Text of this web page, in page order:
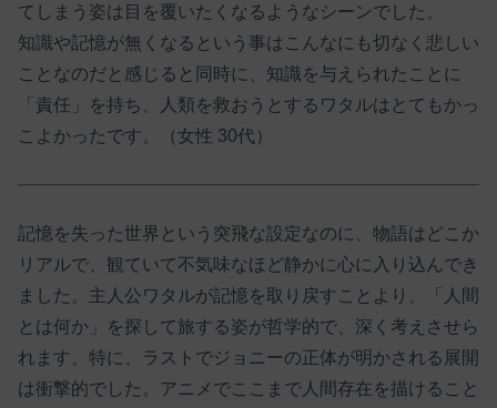
てしまう姿は目を覆いたくなるようなシーンでした。
知識や記憶が無くなるという事はこんなにも切なく悲しい
ことなのだと感じると同時に、知識を与えられたことに
「責任」を持ち、人類を救おうとするワタルはとてもかっ
こよかったです。（女性 30代）
記憶を失った世界という突飛な設定なのに、物語はどこか
リアルで、観ていて不気味なほど静かに心に入り込んでき
ました。主人公ワタルが記憶を取り戻すことより、「人間
とは何か」を探して旅する姿が哲学的で、深く考えさせら
れます。特に、ラストでジョニーの正体が明かされる展開
は衝撃的でした。アニメでここまで人間存在を描けること